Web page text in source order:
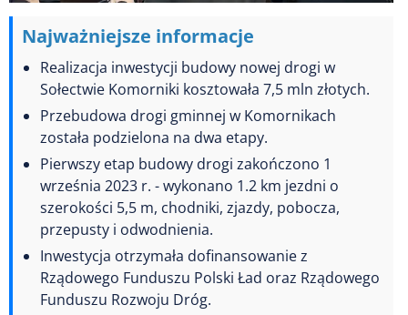
Najważniejsze informacje
Realizacja inwestycji budowy nowej drogi w
Sołectwie Komorniki kosztowała 7,5 mln złotych.
Przebudowa drogi gminnej w Komornikach
została podzielona na dwa etapy.
Pierwszy etap budowy drogi zakończono 1
września 2023 r. - wykonano 1.2 km jezdni o
szerokości 5,5 m, chodniki, zjazdy, pobocza,
przepusty i odwodnienia.
Inwestycja otrzymała dofinansowanie z
Rządowego Funduszu Polski Ład oraz Rządowego
Funduszu Rozwoju Dróg.